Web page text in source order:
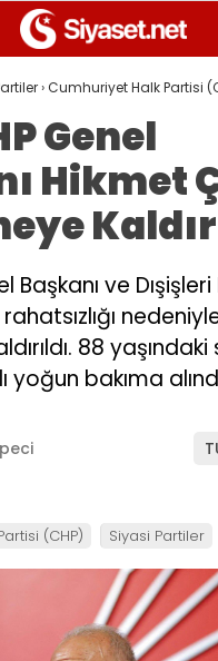
›Cumhuriyet Halk Partisi
Genel
Hikmet
Başkanı ve Dışişleri
88
bakıma
(CHP) Siyasi Partiler